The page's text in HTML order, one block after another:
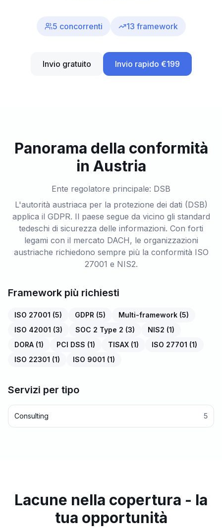
5 concorrenti 13 framework
Invio gratuito Invio rapido €199
Panorama della conformità
in Austria
Ente regolatore principale: DSB
L'autorità austriaca per la protezione dei dati (DSB)
applica il GDPR. Il paese segue da vicino gli standard
tedeschi di sicurezza delle informazioni. Con forti
legami con il mercato DACH, le organizzazioni
austriache richiedono sempre più la conformità ISO
27001 e NIS2.
Framework più richiesti
ISO 27001 (5) GDPR (5) Multi-framework (5)
ISO 42001 (3) SOC 2 Type 2 (3) NIS2 (1)
DORA (1) PCI DSS (1) TISAX (1) ISO 27701 (1)
ISO 22301 (1) ISO 9001 (1)
Servizi per tipo
Consulting 5
Lacune nella copertura - la
tua opportunità